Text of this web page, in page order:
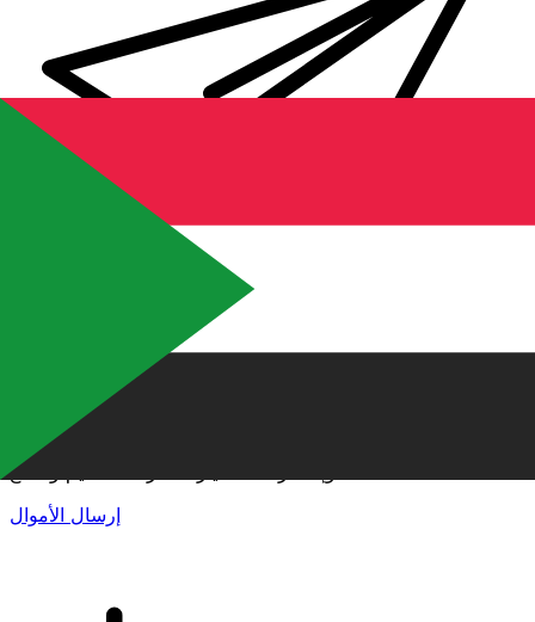
أرسل المال عبر الإنترنت بسرعة وسهولة وأمان. تتبع مباشر
إرسال الأموال